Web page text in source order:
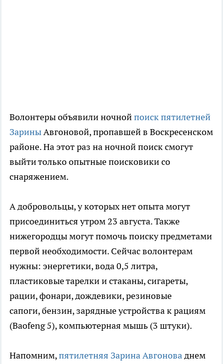
Волонтеры объявили ночнойпоиск пятилетней
ЗариныАвгоновой, пропавшей в Воскресенском
районе. На этот раз на ночной поиск смогут
выйти только опытные поисковики со
снаряжением.
А добровольцы, у которых нет опыта могут
присоединиться утром 23 августа. Также
нижегородцы могут помочь поиску предметами
первой необходимости. Сейчас волонтерам
нужны: энергетики, вода 0,5 литра,
пластиковые тарелки и стаканы, сигареты,
рации, фонари, дождевики, резиновые
сапоги, бензин, зарядные устройства к рациям
(Baofeng 5), компьютерная мышь (3 штуки).
Напомним,пятилетняя Зарина Авгоноваднем